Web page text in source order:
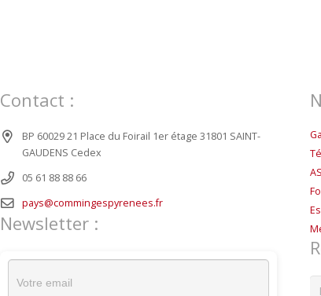
Contact :
BP 60029 21 Place du Foirail 1er étage 31801 SAINT-
GAUDENS Cedex
05 61 88 88 66
pays@commingespyrenees.fr
Newsletter :